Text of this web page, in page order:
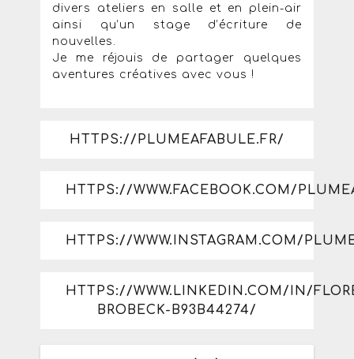
divers ateliers en salle et en plein-air
ainsi qu’un stage d’écriture de
nouvelles.
Je me réjouis de partager quelques
aventures créatives avec vous !
HTTPS://PLUMEAFABULE.FR/
HTTPS://WWW.FACEBOOK.COM/
HTTPS://WWW.INSTAGRAM.COM/
HTTPS://WWW.LINKEDIN.COM/IN/
BROBECK-B93B44274/